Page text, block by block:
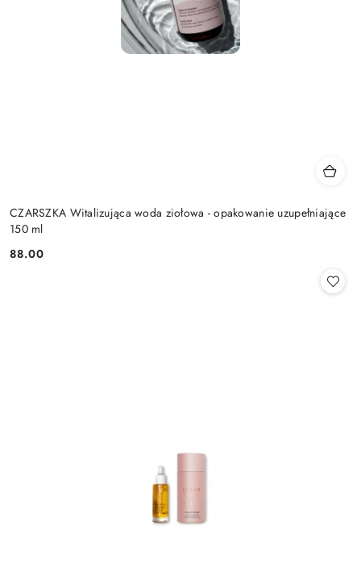
CZARSZKA Witalizująca woda ziołowa - opakowanie uzupełniające
150 ml
Cena:
88.00